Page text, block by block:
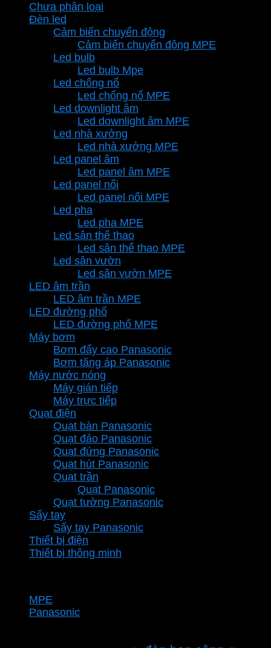
7.250.000 ₫.
Chưa phân loại
Đèn led
Cảm biến chuyển động
Cảm biến chuyển động MPE
Led bulb
Led bulb Mpe
Led chống nổ
Led chống nổ MPE
Led downlight âm
Led downlight âm MPE
Led nhà xưởng
Led nhà xưởng MPE
Led panel âm
Led panel âm MPE
Led panel nổi
Led panel nổi MPE
Led pha
Led pha MPE
Led sân thể thao
Led sân thể thao MPE
Led sân vườn
Led sân vườn MPE
LED âm trần
LED âm trần MPE
LED đường phố
LED đường phố MPE
Máy bơm
Bơm đẩy cao Panasonic
Bơm tăng áp Panasonic
Máy nước nóng
Máy gián tiếp
Máy trực tiếp
Quạt điện
Quạt bàn Panasonic
Quạt đảo Panasonic
Quạt đứng Panasonic
Quạt hút Panasonic
Quạt trần
Quạt Panasonic
Quạt tường Panasonic
Sấy tay
Sấy tay Panasonic
Thiết bị điện
Thiết bị thông minh
MPE
Panasonic